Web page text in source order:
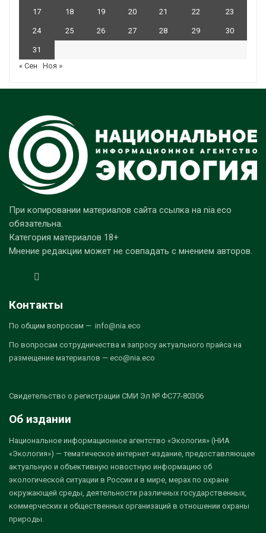
17 18 19 20 21 22 23
24 25 26 27 28 29 30
31
« Сен
Ноя »
При копировании материалов сайта ссылка на nia.eco
обязательна.
Категория материалов 18+
Мнение редакции может не совпадать с мнением авторов.
Контакты
По общим вопросам — info@nia.eco
По вопросам сотрудничества и запросу актуального прайса на
размещение материалов — eco@nia.eco
Свидетельство о регистрации СМИ Эл № ФС77-80306
Об издании
Национальное информационное агентство «Экология» (НИА
«Экология») — тематическое интернет-издание, предоставляющее
актуальную и объективную новостную информацию об
экологической ситуации в России и в мире, мерах по охране
окружающей среды, деятельности различных государственных,
коммерческих и общественных организаций в отношении охраны
природы.